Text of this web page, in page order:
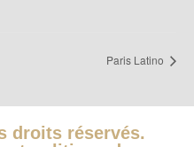
Paris Latino
droits réservés.